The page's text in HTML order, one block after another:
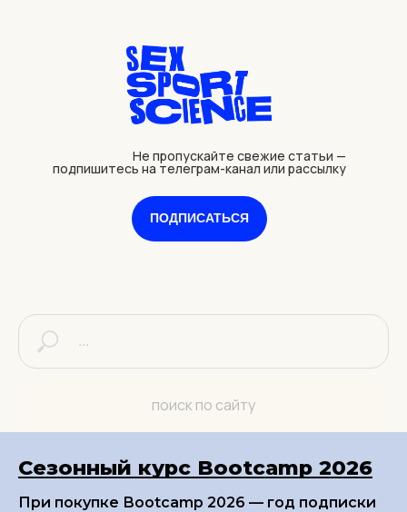
Не пропускайте свежие статьи —
подпишитесь на телеграм-канал или рассылку
ПОДПИСАТЬСЯ
поиск по сайту
Сезонный курс Bootcamp 2026
При покупке Bootcamp 2026 — год подписки